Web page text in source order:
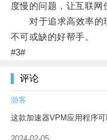
度慢的问题，让互联网
对于追求高效率的
不可或缺的好帮手。
#3#
评论
游客
这款加速器VPM应用程序